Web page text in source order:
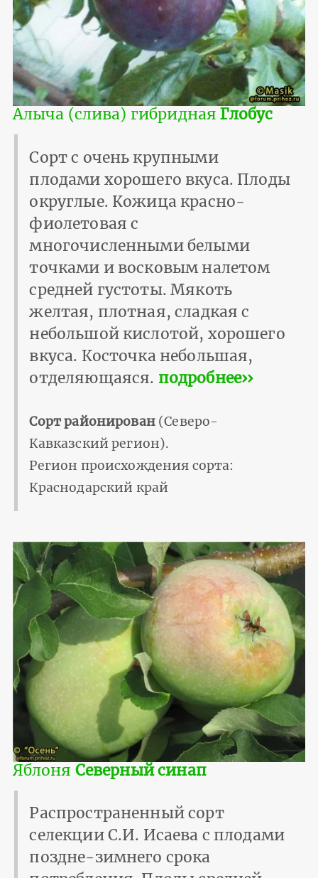
Алыча (слива) гибриднаяГлобус
Сорт с очень крупными
плодами хорошего вкуса. Плоды
округлые. Кожица красно-
фиолетовая с
многочисленными белыми
точками и восковым налетом
средней густоты. Мякоть
желтая, плотная, сладкая с
небольшой кислотой, хорошего
вкуса. Косточка небольшая,
отделяющаяся. подробнее››
Сорт районирован(Северо-
Кавказский регион).
Регион происхождения сорта:
Краснодарский край
Яблоня Северный синап
Распространенный сорт
селекции С.И. Исаева с плодами
поздне-зимнего срока